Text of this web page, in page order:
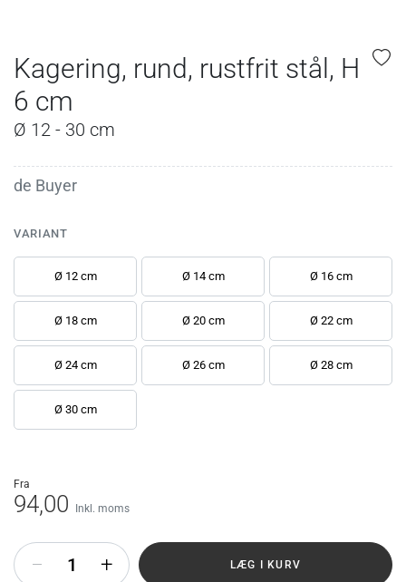
Kagering, rund, rustfrit stål, H
6 cm
Ø 12 - 30 cm
de Buyer
VARIANT
Ø 12 cm Ø 14 cm Ø 16 cm
Ø 18 cm Ø 20 cm Ø 22 cm
Ø 24 cm Ø 26 cm Ø 28 cm
Ø 30 cm
fra
94,00 Inkl. moms
+ LÆG I KURV